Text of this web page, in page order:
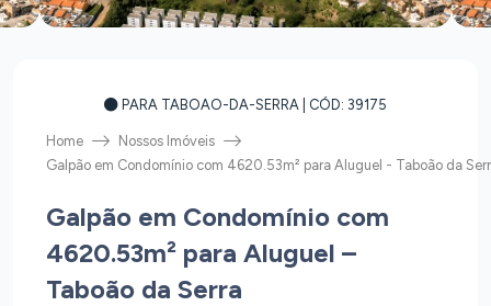
PARA TABOAO-DA-SERRA | CÓD: 39175
Home
Nossos Imóveis
Galpão em Condomínio com 4620.53m² para Aluguel - Taboão da
Galpão em Condomínio com
4620.53m² para Aluguel –
Taboão da Serra